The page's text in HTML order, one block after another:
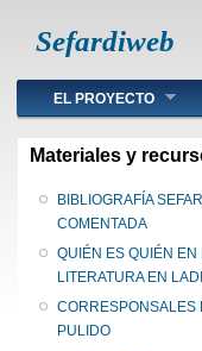
Sefardiweb
Main menu
EL PROYECTO
Materiales y
BIBLIOGRAFÍA
COMENTADA
QUIÉN ES QUIÉN EN
LITERATURA EN
CORRESPONSALES
PULIDO